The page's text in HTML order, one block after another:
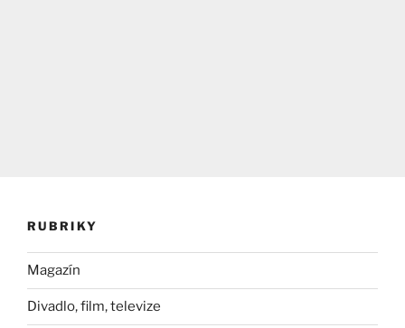
RUBRIKY
Magazín
Divadlo, film, televize